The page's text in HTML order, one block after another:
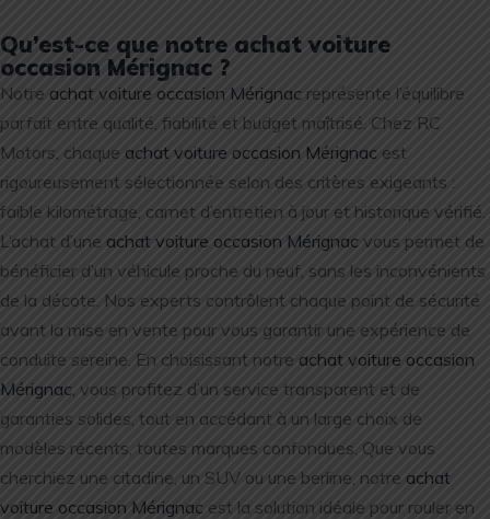
Qu’est-ce que notre achat voiture
occasion Mérignac ?
Notre achat voiture occasion Mérignac représente l’équilibre
parfait entre qualité, fiabilité et budget maîtrisé. Chez RC
Motors, chaque achat voiture occasion Mérignac est
rigoureusement sélectionnée selon des critères exigeants :
faible kilométrage, carnet d’entretien à jour et historique vérifié.
L’achat d’une achat voiture occasion Mérignac vous permet de
bénéficier d’un véhicule proche du neuf, sans les inconvénients
de la décote. Nos experts contrôlent chaque point de sécurité
avant la mise en vente pour vous garantir une expérience de
conduite sereine. En choisissant notre achat voiture occasion
Mérignac , vous profitez d’un service transparent et de
garanties solides, tout en accédant à un large choix de
modèles récents, toutes marques confondues. Que vous
cherchiez une citadine, un SUV ou une berline, notre achat
voiture occasion Mérignac est la solution idéale pour rouler en